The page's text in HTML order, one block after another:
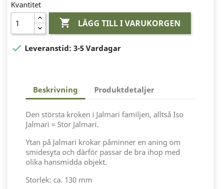
Kvantitet
 LÄGG TILL I VARUKORGEN
 Leveranstid: 3-5 Vardagar
Beskrivning Produktdetaljer
Den största kroken i Jalmari familjen, alltså Iso
Jalmari = Stor Jalmari.
Ytan på Jalmari krokar påminner en aning om
smidesyta och därför passar de bra ihop med
olika hansmidda objekt.
Storlek: ca. 130 mm